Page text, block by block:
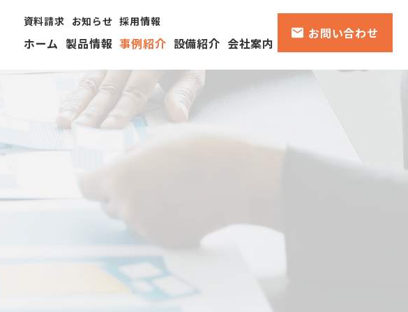
資料請求 お知らせ 採用情報
ホーム 製品情報 事例紹介 設備紹介 会社案内
お問い合わせ